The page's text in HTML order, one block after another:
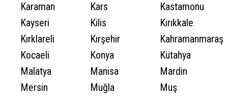
Karaman
Kars
Kastamonu
Kayseri
Kilis
Kırıkkale
Kırklareli
Kırşehir
Kahramanmaraş
Kocaeli
Konya
Kütahya
Malatya
Manisa
Mardin
Mersin
Muğla
Muş